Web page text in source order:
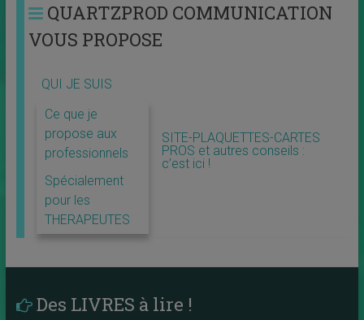
QUARTZPROD COMMUNICATION
VOUS PROPOSE
QUI JE SUIS
Ce que je
propose aux
professionnels
Spécialement
pour les
THERAPEUTES
SITE-PLAQUETTES-CARTES
PROS et autres conseils :
c’est ici !
Des LIVRES à lire !